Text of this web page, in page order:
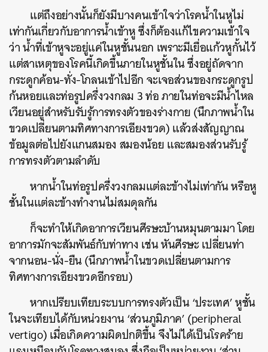
แต่ถึงอย่างนั้นก็ยังมีบางคนเข้าใจว่าโรคน้ำในหูไม่
เท่ากันเกี่ยวกับอาการน้ำเข้าหู ซึ่งก็ต้องแก้ไขความเข้าใจ
ว่า น้ำที่เข้าหูจะอยู่แค่ในหูชั้นนอก เพราะมีเยื่อแก้วหูกั้นไว้
แต่สาเหตุของโรคนี้เกิดขึ้นภายในหูชั้นใน ซึ่งอยู่ถัดจาก
กระดูกค้อน-ทั่ง-โกลนเข้าไปอีก จะเจอส่วนของกระดูกรูป
ก้นหอยและท่อรูปครึ่งวงกลม 3 ท่อ ภายในท่อจะมีน้ำไหล
เวียนอยู่สำหรับรับรู้การทรงตัวของร่างกาย (นึกภาพน้ำใน
ขวดเปลี่ยนตามทิศทางการเอียงขวด) แล้วส่งสัญญาณ
ข้อมูลต่อไปยังแกนสมอง สมองน้อย และสมองส่วนรับรู้
การทรงตัวตามลำดับ
หากน้ำในท่อรูปครึ่งวงกลมแต่ละข้างไม่เท่ากัน หรือหู
ชั้นในแต่ละข้างทำงานไม่สมดุลกัน
ก็จะทำให้เกิดอาการเวียนศีรษะบ้านหมุนตามมา โดย
อาการมักจะสัมพันธ์กับท่าทาง เช่น หันศีรษะ เปลี่ยนท่า
จากนอน-นั่ง-ยืน (นึกภาพน้ำในขวดเปลี่ยนตามการ
ทิศทางการเอียงขวดอีกรอบ)
หากเปรียบเทียบระบบการทรงตัวเป็น ‘ประเทศ’ หูชั้น
ในจะเทียบได้กับหน่วยงาน ‘ส่วนภูมิภาค’ (peripheral
vertigo) เมื่อเกิดความผิดปกติขึ้น จึงไม่ได้เป็นโรคร้าย